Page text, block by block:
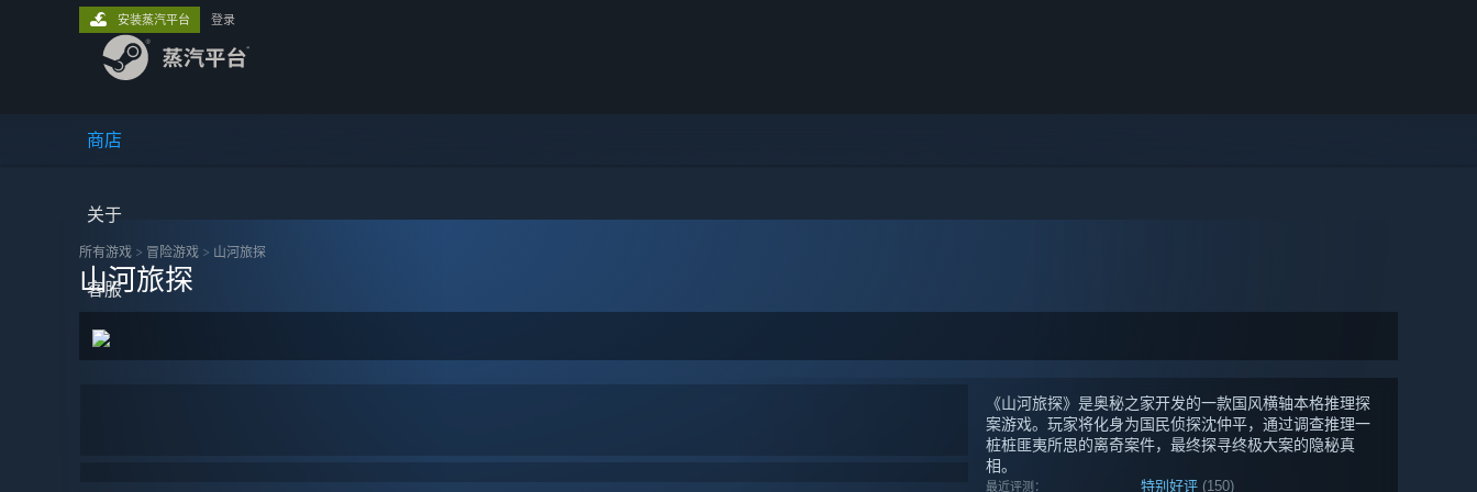
商店
关于
客服
安装蒸汽平台 登录
所有游戏 > 冒险‎游戏 > 山河旅探
山河旅探
《山河旅探》是奥秘之家开发的一款国风横轴本格推理探
案游戏。玩家将化身为国民侦探沈仲平，通过调查推理一
桩桩匪夷所思的离奇案件，最终探寻终极大案的隐秘真
相。
最近评测： 特别好评 (150)